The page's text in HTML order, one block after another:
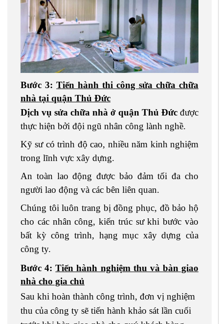
Bước 3: Tiến hành thi công sửa chữa chữa
nhà tại quận Thủ Đức
Dịch vụ sửa chữa nhà ở quận Thủ Đức được
thực hiện bởi đội ngũ nhân công lành nghề.
Kỹ sư có trình độ cao, nhiều năm kinh nghiệm
trong lĩnh vực xây dựng.
An toàn lao động được bảo đảm tối đa cho
người lao động và các bên liên quan.
Chúng tôi luôn trang bị đồng phục, đồ bảo hộ
cho các nhân công, kiến trúc sư khi bước vào
bất kỳ công trình, hạng mục xây dựng của
công ty.
Bước 4:Tiến hành nghiệm thu và bàn giao
nhà cho gia chủ
Sau khi hoàn thành công trình, đơn vị nghiệm
thu của công ty sẽ tiến hành khảo sát lần cuối